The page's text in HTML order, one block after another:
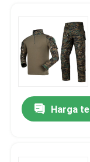
Harga